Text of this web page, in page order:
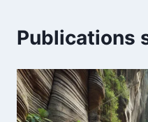
Publications